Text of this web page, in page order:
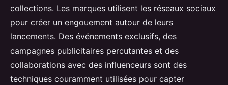
collections. Les marques utilisent les réseaux sociaux
pour créer un engouement autour de leurs
lancements. Des événements exclusifs, des
campagnes publicitaires percutantes et des
collaborations avec des influenceurs sont des
techniques couramment utilisées pour capter